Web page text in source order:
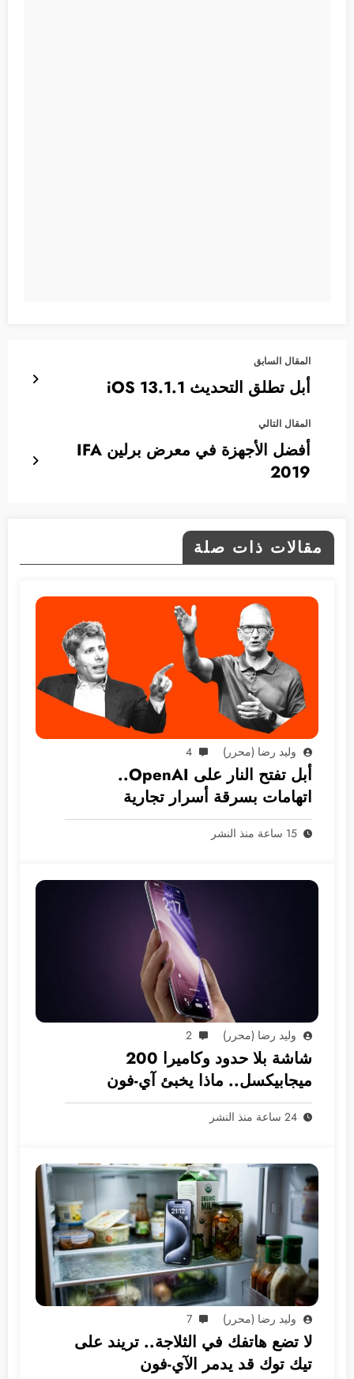
المقال السابق
أبل تطلق التحديث iOS 13.1.1
المقال التالي
أفضل الأجهزة في معرض برلين IFA
2019
مقالات ذات صلة
وليد رضا (محرر) 4
أبل تفتح النار على OpenAI..
اتهامات بسرقة أسرار تجارية
15 ساعة منذ النشر
وليد رضا (محرر) 2
شاشة بلا حدود وكاميرا 200
ميجابيكسل.. ماذا يخبئ آي-فون
2028؟
24 ساعة منذ النشر
وليد رضا (محرر) 7
لا تضع هاتفك في الثلاجة.. تريند على
تيك توك قد يدمر الآي-فون